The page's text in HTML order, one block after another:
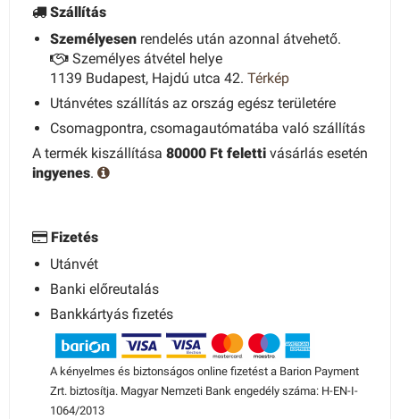
Szállítás
Személyesen rendelés után azonnal átvehető.
Személyes átvétel helye
1139 Budapest, Hajdú utca 42. Térkép
Utánvétes szállítás az ország egész területére
Csomagpontra, csomagautómatába való szállítás
A termék kiszállítása 80000 Ft feletti vásárlás esetén
ingyenes.
Fizetés
Utánvét
Banki előreutalás
Bankkártyás fizetés
A kényelmes és biztonságos online fizetést a Barion Payment
Zrt. biztosítja. Magyar Nemzeti Bank engedély száma: H-EN-I-
1064/2013